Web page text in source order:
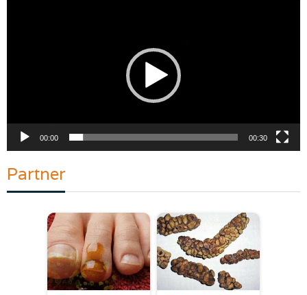
00:00 00:30
Partner